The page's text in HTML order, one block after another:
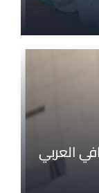
العربي